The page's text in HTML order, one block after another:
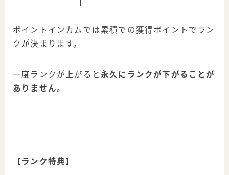
ポイントインカムでは累積での獲得ポイントでラン
クが決まります。
一度ランクが上がると 永久にランクが下がることが
ありません。
【ランク特典】